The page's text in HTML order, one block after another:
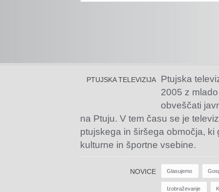
PTUJSKA TELEVIZIJA
Ptujska
2005 z
obveščati
na Ptuju. V tem času se je
ptujskega in širšega območja,
kulturne in športne vsebine.
NOVICE Glasujemo
Izobraževanje